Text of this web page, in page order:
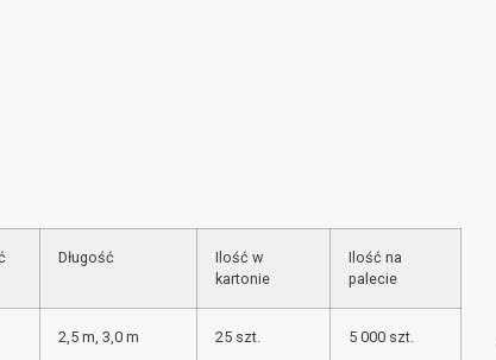
Długość
Ilość w
kartonie
Ilość na
palecie
2,5 m, 3,0 m 25 szt. 5 000 szt.